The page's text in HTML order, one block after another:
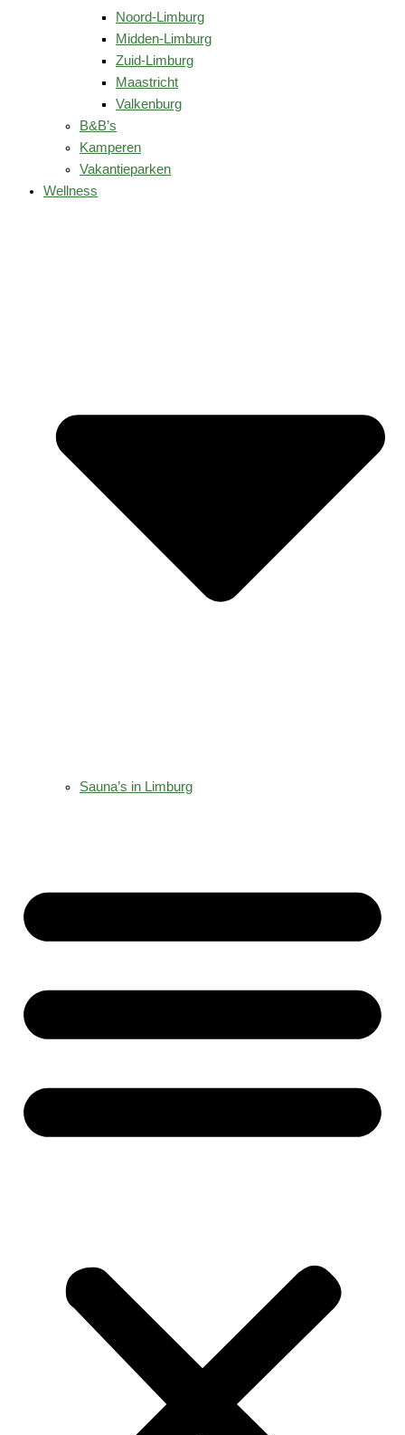
Noord-Limburg
Midden-Limburg
Zuid-Limburg
Maastricht
Valkenburg
B&B’s
Kamperen
Vakantieparken
Wellness
Sauna’s in Limburg